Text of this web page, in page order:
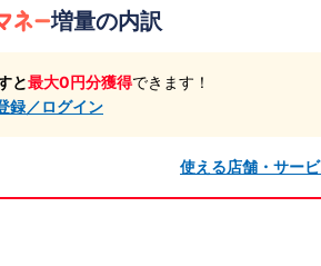
増量の内訳
と最大0円分獲得できます！
録／ログイン
使える店舗・サー